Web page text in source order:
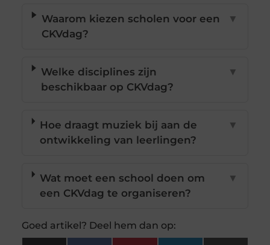
Waarom kiezen scholen voor een
CKVdag?
▼
Welke disciplines zijn
beschikbaar op CKVdag?
▼
Hoe draagt muziek bij aan de
ontwikkeling van leerlingen?
▼
Wat moet een school doen om
een CKVdag te organiseren?
▼
Goed artikel? Deel hem dan op: